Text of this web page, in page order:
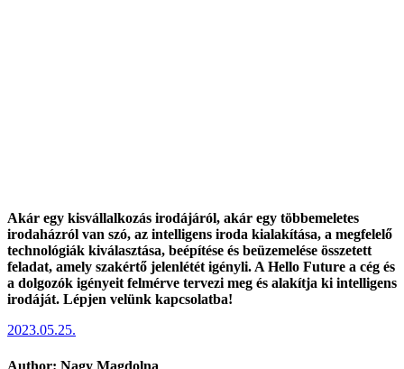
Akár egy kisvállalkozás irodájáról, akár egy többemeletes
irodaházról van szó, az intelligens iroda kialakítása, a megfelelő
technológiák kiválasztása, beépítése és beüzemelése összetett
feladat, amely szakértő jelenlétét igényli. A Hello Future a cég és
a dolgozók igényeit felmérve tervezi meg és alakítja ki intelligens
irodáját. Lépjen velünk kapcsolatba!
2023.05.25.
Author: Nagy Magdolna